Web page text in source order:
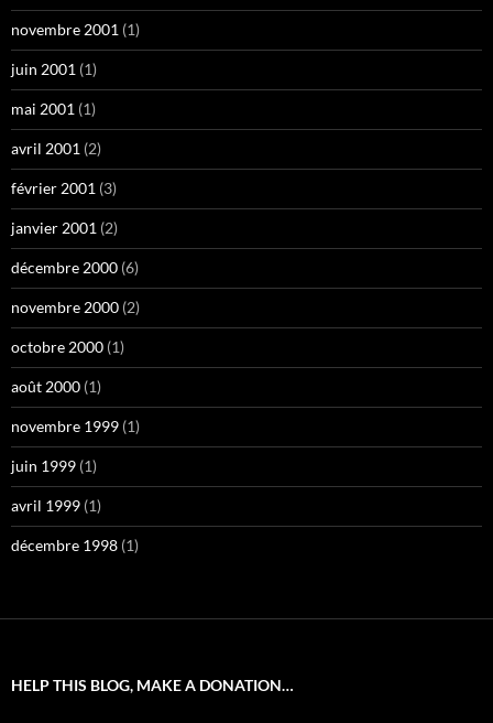
novembre 2001 (1)
juin 2001 (1)
mai 2001 (1)
avril 2001 (2)
février 2001 (3)
janvier 2001 (2)
décembre 2000 (6)
novembre 2000 (2)
octobre 2000 (1)
août 2000 (1)
novembre 1999 (1)
juin 1999 (1)
avril 1999 (1)
décembre 1998 (1)
HELP THIS BLOG, MAKE A DONATION…